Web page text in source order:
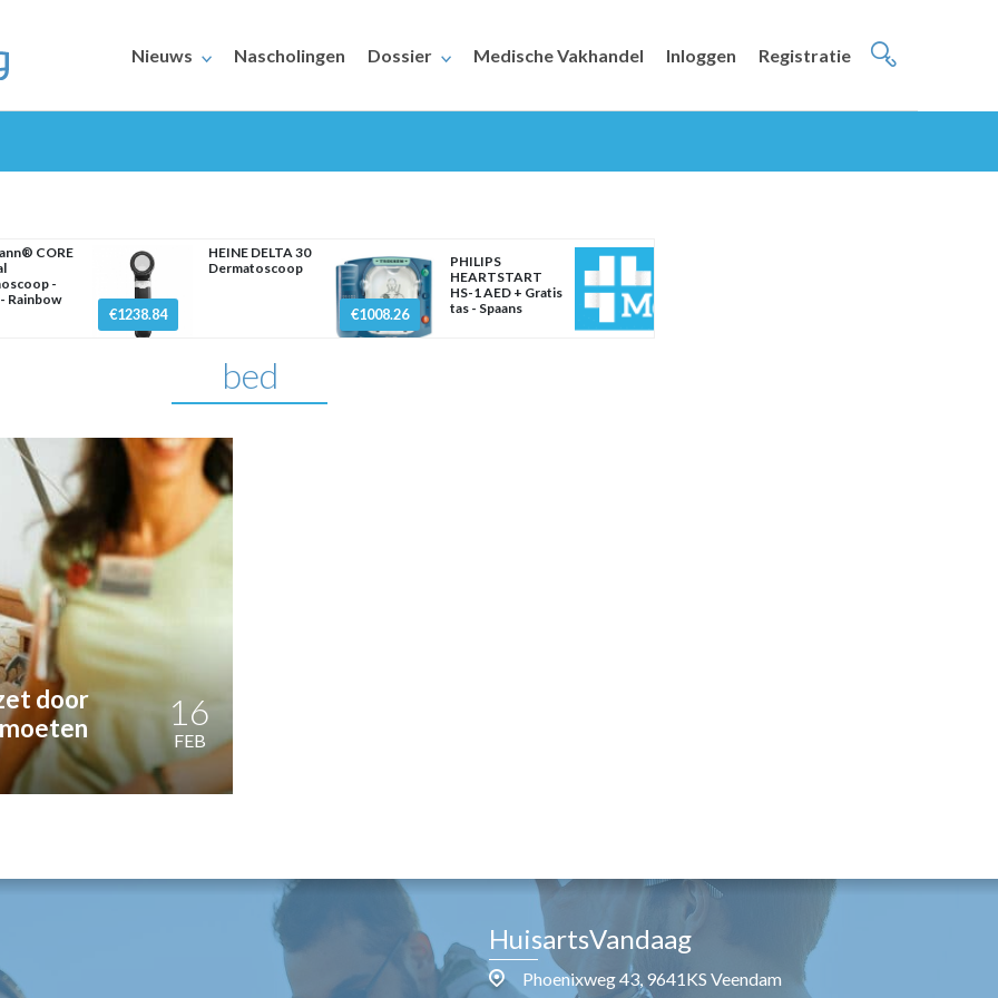
Nieuws Nascholingen Dossier Medische Vakhandel Inloggen Registratie
CORE
-
Rainbow
€1238.84
HEINE DELTA 30
Dermatoscoop
€1008.26
PHILIPS
HEARTSTART
HS-1 AED + Gratis
tas - Spaans
bed
door
16
FEB
HuisartsVandaag
Phoenixweg 43, 9641KS Veendam